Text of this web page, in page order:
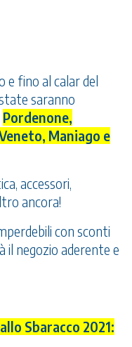
fino al calar del
saranno
Pordenone,
Maniago e
accessori,
ancora!
con sconti
il negozio aderente e
Sbaracco 2021: